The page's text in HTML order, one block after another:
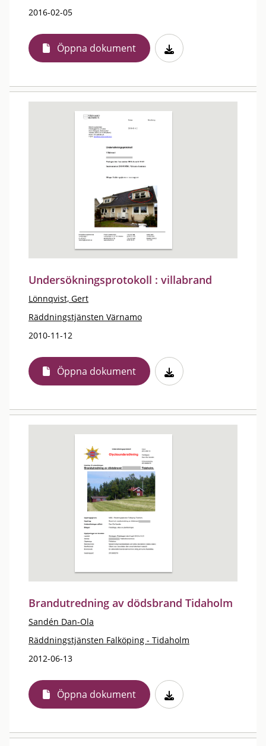
2016-02-05
Öppna dokument
Undersökningsprotokoll : villabrand
Lönnqvist, Gert
Räddningstjänsten Värnamo
2010-11-12
Öppna dokument
Brandutredning av dödsbrand Tidaholm
Sandén Dan-Ola
Räddningstjänsten Falköping - Tidaholm
2012-06-13
Öppna dokument